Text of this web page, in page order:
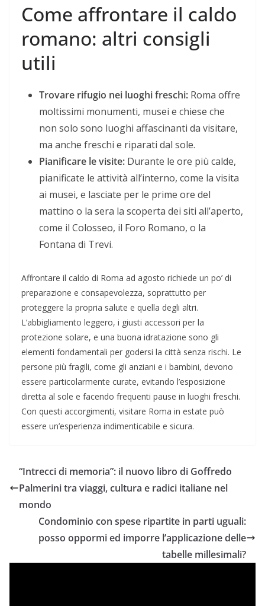
Come affrontare il caldo
romano: altri consigli
utili
Trovare rifugio nei luoghi freschi: Roma offre
moltissimi monumenti, musei e chiese che
non solo sono luoghi affascinanti da visitare,
ma anche freschi e riparati dal sole.
Pianificare le visite: Durante le ore più calde,
pianificate le attività all’interno, come la visita
ai musei, e lasciate per le prime ore del
mattino o la sera la scoperta dei siti all’aperto,
come il Colosseo, il Foro Romano, o la
Fontana di Trevi.
Affrontare il caldo di Roma ad agosto richiede un po’ di
preparazione e consapevolezza, soprattutto per
proteggere la propria salute e quella degli altri.
L’abbigliamento leggero, i giusti accessori per la
protezione solare, e una buona idratazione sono gli
elementi fondamentali per godersi la città senza rischi. Le
persone più fragili, come gli anziani e i bambini, devono
essere particolarmente curate, evitando l’esposizione
diretta al sole e facendo frequenti pause in luoghi freschi.
Con questi accorgimenti, visitare Roma in estate può
essere un’esperienza indimenticabile e sicura.
“Intrecci di memoria”: il nuovo libro di Goffredo
Palmerini tra viaggi, cultura e radici italiane nel
mondo
Condominio con spese ripartite in parti uguali:
posso oppormi ed imporre l’applicazione delle
tabelle millesimali?